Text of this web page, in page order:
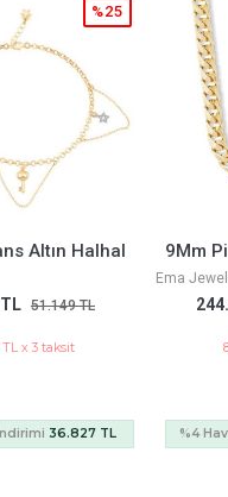
Altın Halhal
51.149 TL
%25
TL x 3 taksit
36.827 TL
9Mm
Ema
%4